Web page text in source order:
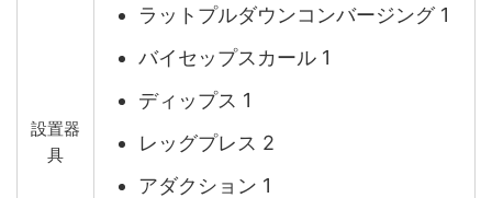
設置器
具
ラットプルダウンコンバージング 1
バイセップスカール 1
ディップス 1
レッグプレス 2
アダクション 1